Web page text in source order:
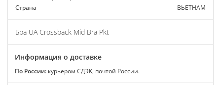
Страна
ВЬЕТНАМ
Бра UA Crossback Mid Bra Pkt
Информация о доставке
По России: курьером СДЭК, почтой России.